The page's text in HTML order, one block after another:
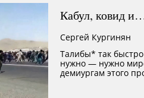
Кабул, ковид
Сергей Кургинян
Талибы* так
нужно — нужно
демиургам этого